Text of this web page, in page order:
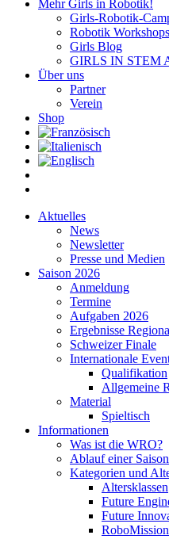
Mehr Girls in Robotik!
Girls-Robotik-
Robotik
Girls Blog
GIRLS IN STEM
Über uns
Partner
Verein
Shop
Aktuelles
News
Newsletter
Presse und Medien
Saison 2026
Anmeldung
Termine
Aufgaben 2026
Ergebnisse
Schweizer Finale
Internationale
Qualifikation
Allgemeine
Material
Spieltisch
Informationen
Was ist die WRO?
Ablauf einer Saison
Kategorien und
Altersklassen
Future
Future
RoboMission